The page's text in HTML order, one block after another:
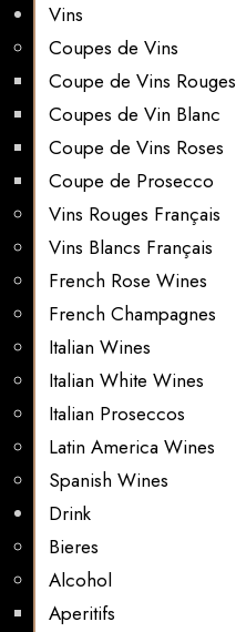
Vins
Coupes de Vins
Coupe de Vins Rouges
Coupes de Vin Blanc
Coupe de Vins Roses
Coupe de Prosecco
Vins Rouges Français
Vins Blancs Français
French Rose Wines
French Champagnes
Italian Wines
Italian White Wines
Italian Proseccos
Latin America Wines
Spanish Wines
Drink
Bieres
Alcohol
Aperitifs